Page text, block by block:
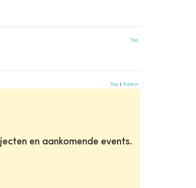
Top
Top | Auteur
en aankomende events.